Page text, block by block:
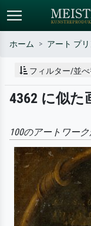
標準検索
作家名・作品名・スタ
– 例：モネ、星月夜、
ホーム アート プリ
フィルター/並べ
4362 に似た
100のアートワー